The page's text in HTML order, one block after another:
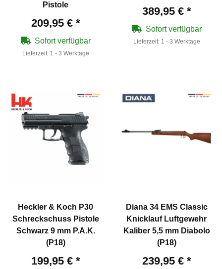
Pistole
209,95 € *
Sofort verfügbar
Lieferzeit: 1 - 3 Werktage
389,95 € *
Sofort verfügbar
Lieferzeit: 1 - 3 Werktage
Heckler & Koch P30
Schreckschuss Pistole
Schwarz 9 mm P.A.K.
(P18)
199,95 € *
Diana 34 EMS Classic
Knicklauf Luftgewehr
Kaliber 5,5 mm Diabolo
(P18)
239,95 € *